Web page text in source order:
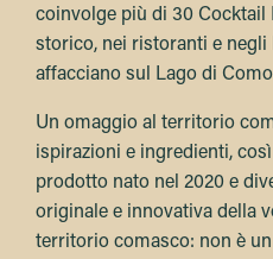
coinvolge più di 30 Cocktail
storico, nei ristoranti e negli
affacciano sul Lago di
Un omaggio al territorio
ispirazioni e ingredienti,
prodotto nato nel 2020 e
originale e innovativa della
territorio comasco: non è